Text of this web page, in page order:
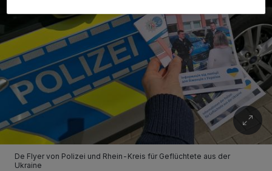
De Flyer von Polizei und Rhein-Kreis für Geflüchtete aus der
Ukraine